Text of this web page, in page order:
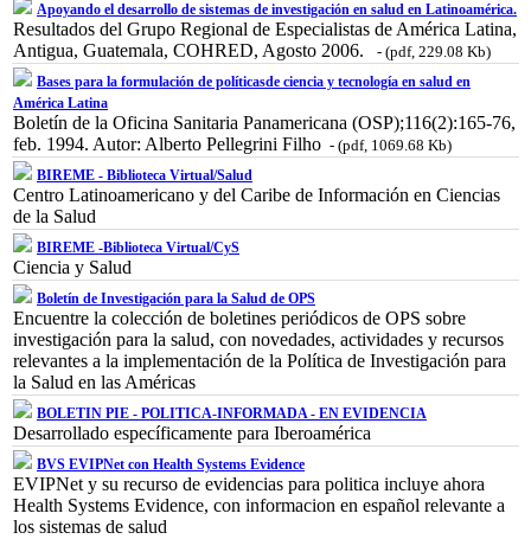
Apoyando el desarrollo de sistemas de investigación en salud en Latinoamérica.
Resultados del Grupo Regional de Especialistas de América Latina,
Antigua, Guatemala, COHRED, Agosto 2006.
- (pdf, 229.08 Kb)
Bases para la formulación de políticasde ciencia y tecnología en salud en
América Latina
Boletín de la Oficina Sanitaria Panamericana (OSP);116(2):165-76,
feb. 1994. Autor: Alberto Pellegrini Filho - (pdf, 1069.68 Kb)
BIREME - Biblioteca Virtual/Salud
Centro Latinoamericano y del Caribe de Información en Ciencias
de la Salud
BIREME -Biblioteca Virtual/CyS
Ciencia y Salud
Boletín de Investigación para la Salud de OPS
Encuentre la colección de boletines periódicos de OPS sobre
investigación para la salud, con novedades, actividades y recursos
relevantes a la implementación de la Política de Investigación para
la Salud en las Américas
BOLETIN PIE - POLITICA-INFORMADA - EN EVIDENCIA
Desarrollado específicamente para Iberoamérica
BVS EVIPNet con Health Systems Evidence
EVIPNet y su recurso de evidencias para politica incluye ahora
Health Systems Evidence, con informacion en español relevante a
los sistemas de salud